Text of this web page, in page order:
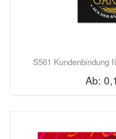
S561 Kundenbindung
Ab: